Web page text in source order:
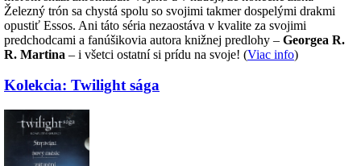
Železný trón sa chystá spolu so svojimi takmer dospelými drakmi
opustiť Essos. Ani táto séria nezaostáva v kvalite za svojimi
predchodcami a fanúšikovia autora knižnej predlohy – Georgea R.
R. Martina – i všetci ostatní si prídu na svoje! (Viac info)
Kolekcia: Twilight sága